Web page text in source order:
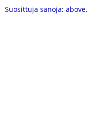
Suosittuja sanoja: above,